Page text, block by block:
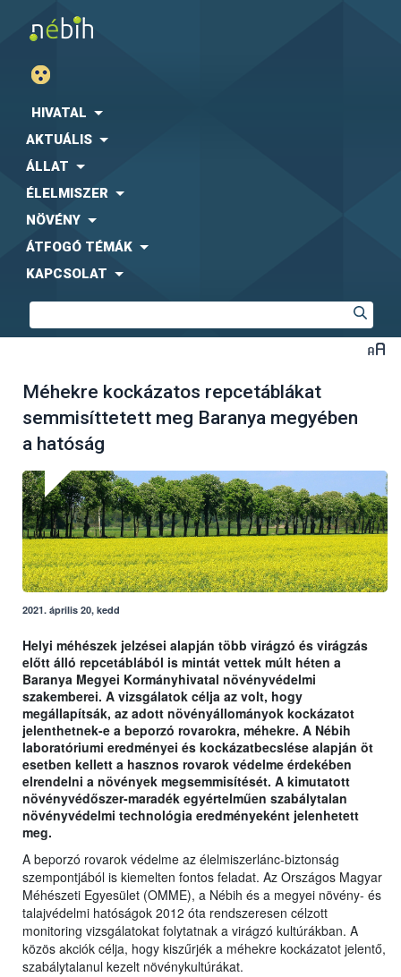
HIVATAL
AKTUÁLIS
ÁLLAT
ÉLELMISZER
NÖVÉNY
ÁTFOGÓ TÉMÁK
KAPCSOLAT
Méhekre kockázatos repcetáblákat
semmisíttetett meg Baranya megyében
a hatóság
2021. április 20, kedd
Helyi méhészek jelzései alapján több virágzó és virágzás
előtt álló repcetáblából is mintát vettek múlt héten a
Baranya Megyei Kormányhivatal növényvédelmi
szakemberei. A vizsgálatok célja az volt, hogy
megállapítsák, az adott növényállományok kockázatot
jelenthetnek-e a beporzó rovarokra, méhekre. A Nébih
laboratóriumi eredményei és kockázatbecslése alapján öt
esetben kellett a hasznos rovarok védelme érdekében
elrendelni a növények megsemmisítését. A kimutatott
növényvédőszer-maradék egyértelműen szabálytalan
növényvédelmi technológia eredményeként jelenhetett
meg.
A beporzó rovarok védelme az élelmiszerlánc-biztonság
szempontjából is kiemelten fontos feladat. Az Országos Magyar
Méhészeti Egyesület (OMME), a Nébih és a megyei növény- és
talajvédelmi hatóságok 2012 óta rendszeresen célzott
monitoring vizsgálatokat folytatnak a virágzó kultúrákban. A
közös akciók célja, hogy kiszűrjék a méhekre kockázatot jelentő,
szabálytalanul kezelt növénykultúrákat.